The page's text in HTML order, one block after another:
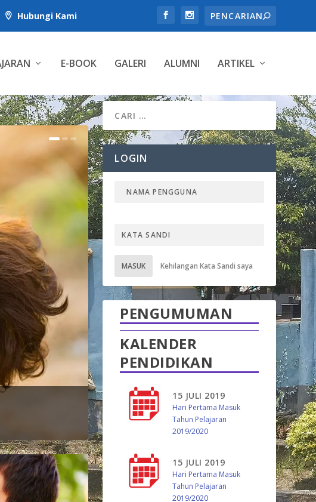
 Hubungi Kami
E-BOOK GALERI ALUMNI ARTIKEL
LOGIN
MASUK Kehilangan Kata Sandi saya
PENGUMUMAN
KALENDER
PENDIDIKAN
15 JULI 2019
Hari Pertama Masuk
Tahun Pelajaran
2019/2020
15 JULI 2019
Hari Pertama Masuk
Tahun Pelajaran
2019/2020